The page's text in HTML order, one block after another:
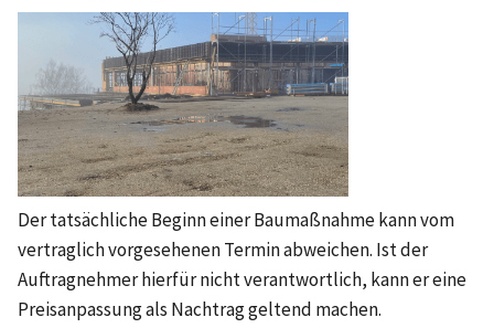
Der tatsächliche Beginn einer Baumaßnahme kann vom
vertraglich vorgesehenen Termin abweichen. Ist der
Auftragnehmer hierfür nicht verantwortlich, kann er eine
Preisanpassung als Nachtrag geltend machen.